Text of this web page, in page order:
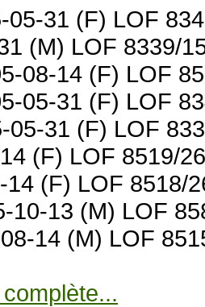
05-31 (F) LOF
(M) LOF 8339/
08-14 (F) LOF
05-31 (F) LOF
05-31 (F) LOF
(F) LOF 8519/
14 (F) LOF 8518/
10-13 (M) LOF
14 (M) LOF